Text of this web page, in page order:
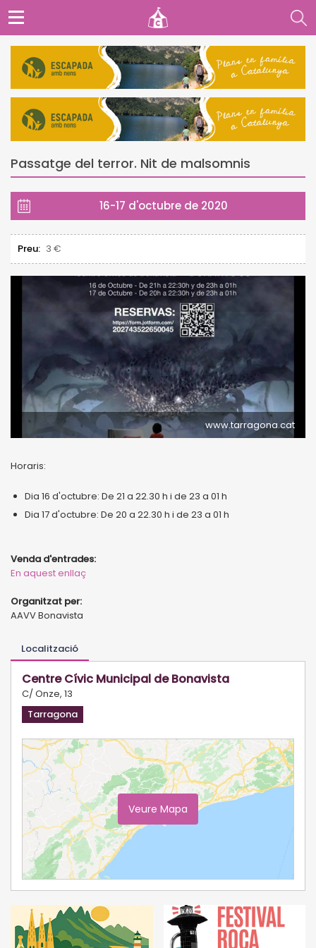
Passatge del terror. Nit de malsomnis
16-17 d'octubre de 2020
Preu: 3 €
www.tarragona.cat
Horaris:
Dia 16 d'octubre: De 21 a 22.30 h i de 23 a 01 h
Dia 17 d'octubre: De 20 a 22.30 h i de 23 a 01 h
Venda d'entrades:
En aquest enllaç
Organitzat per:
AAVV Bonavista
Localització
Centre Cívic Municipal de Bonavista
C/ Onze, 13
Tarragona
Veure Mapa